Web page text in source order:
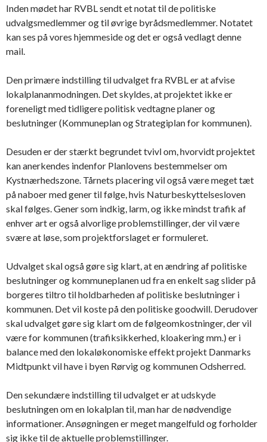
Inden mødet har RVBL sendt et notat til de politiske
udvalgsmedlemmer og til øvrige byrådsmedlemmer. Notatet
kan ses på vores hjemmeside og det er også vedlagt denne
mail.
Den primære indstilling til udvalget fra RVBL er at afvise
lokalplananmodningen. Det skyldes, at projektet ikke er
foreneligt med tidligere politisk vedtagne planer og
beslutninger (Kommuneplan og Strategiplan for kommunen).
Desuden er der stærkt begrundet tvivl om, hvorvidt projektet
kan anerkendes indenfor Planlovens bestemmelser om
Kystnærhedszone. Tårnets placering vil også være meget tæt
på naboer med gener til følge, hvis Naturbeskyttelsesloven
skal følges. Gener som indkig, larm, og ikke mindst trafik af
enhver art er også alvorlige problemstillinger, der vil være
svære at løse, som projektforslaget er formuleret.
Udvalget skal også gøre sig klart, at en ændring af politiske
beslutninger og kommuneplanen ud fra en enkelt sag slider på
borgeres tiltro til holdbarheden af politiske beslutninger i
kommunen. Det vil koste på den politiske goodwill. Derudover
skal udvalget gøre sig klart om de følgeomkostninger, der vil
være for kommunen (trafiksikkerhed, kloakering mm.) er i
balance med den lokaløkonomiske effekt projekt Danmarks
Midtpunkt vil have i byen Rørvig og kommunen Odsherred.
Den sekundære indstilling til udvalget er at udskyde
beslutningen om en lokalplan til, man har de nødvendige
informationer. Ansøgningen er meget mangelfuld og forholder
sig ikke til de aktuelle problemstillinger.